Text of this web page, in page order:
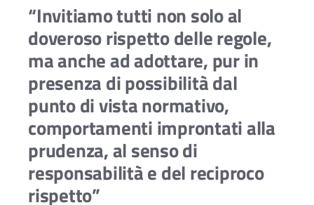
“Invitiamo tutti non solo al
doveroso rispetto delle regole,
ma anche ad adottare, pur in
presenza di possibilità dal
punto di vista normativo,
comportamenti improntati alla
prudenza, al senso di
responsabilità e del reciproco
rispetto”